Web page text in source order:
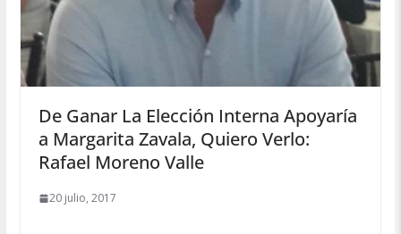
De Ganar La Elección Interna Apoyaría
a Margarita Zavala, Quiero Verlo:
Rafael Moreno Valle
20 julio, 2017